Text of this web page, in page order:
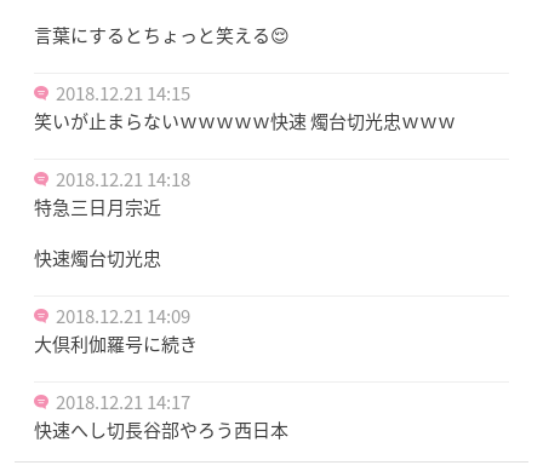
言葉にするとちょっと笑える😌
2018.12.21 14:15
笑いが止まらないｗｗｗｗｗ快速 燭台切光忠ｗｗｗ
2018.12.21 14:18
特急三日月宗近
快速燭台切光忠
2018.12.21 14:09
大倶利伽羅号に続き
2018.12.21 14:17
快速へし切長谷部やろう西日本